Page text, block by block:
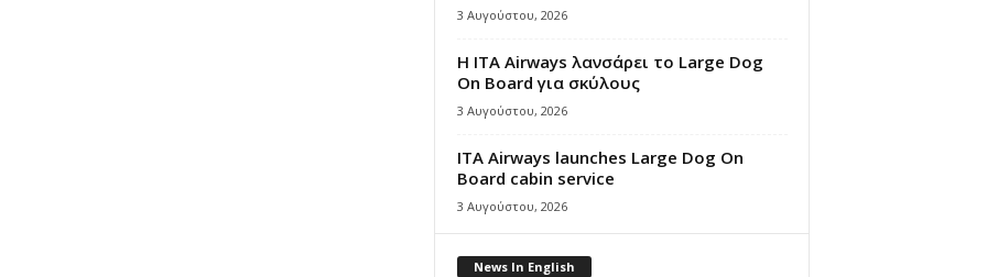
3 Αυγούστου, 2026
Η ITA Airways λανσάρει το Large Dog
On Board για σκύλους
3 Αυγούστου, 2026
ITA Airways launches Large Dog On
Board cabin service
3 Αυγούστου, 2026
News In English